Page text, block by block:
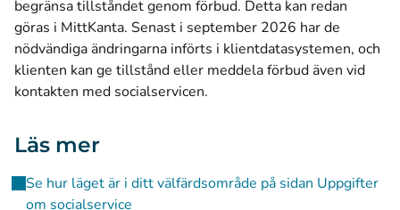
begränsa tillståndet genom förbud. Detta kan redan
göras i MittKanta. Senast i september 2026 har de
nödvändiga ändringarna införts i klientdatasystemen, och
klienten kan ge tillstånd eller meddela förbud även vid
kontakten med socialservicen.
Läs mer
Se hur läget är i ditt välfärdsområde på sidan Uppgifter
om socialservice